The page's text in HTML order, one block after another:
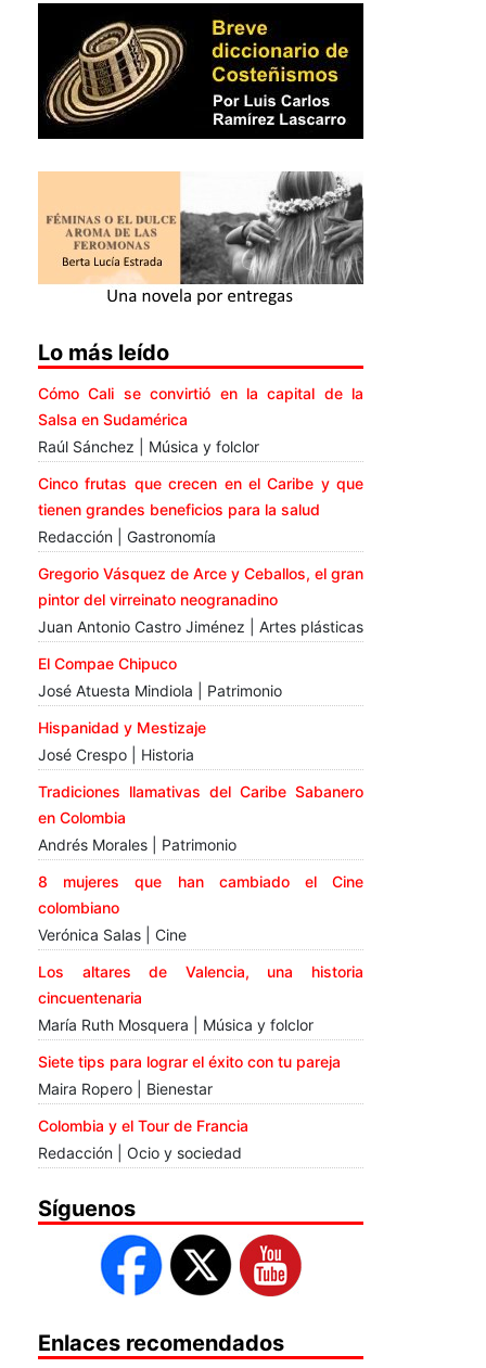
Lo más leído
Cómo Cali se convirtió en la capital de la
Salsa en Sudamérica
Raúl Sánchez | Música y folclor
Cinco frutas que crecen en el Caribe y que
tienen grandes beneficios para la salud
Redacción | Gastronomía
Gregorio Vásquez de Arce y Ceballos, el gran
pintor del virreinato neogranadino
Juan Antonio Castro Jiménez | Artes plásticas
El Compae Chipuco
José Atuesta Mindiola | Patrimonio
Hispanidad y Mestizaje
José Crespo | Historia
Tradiciones llamativas del Caribe Sabanero
en Colombia
Andrés Morales | Patrimonio
8 mujeres que han cambiado el Cine
colombiano
Verónica Salas | Cine
Los altares de Valencia, una historia
cincuentenaria
María Ruth Mosquera | Música y folclor
Siete tips para lograr el éxito con tu pareja
Maira Ropero | Bienestar
Colombia y el Tour de Francia
Redacción | Ocio y sociedad
Síguenos
Enlaces recomendados